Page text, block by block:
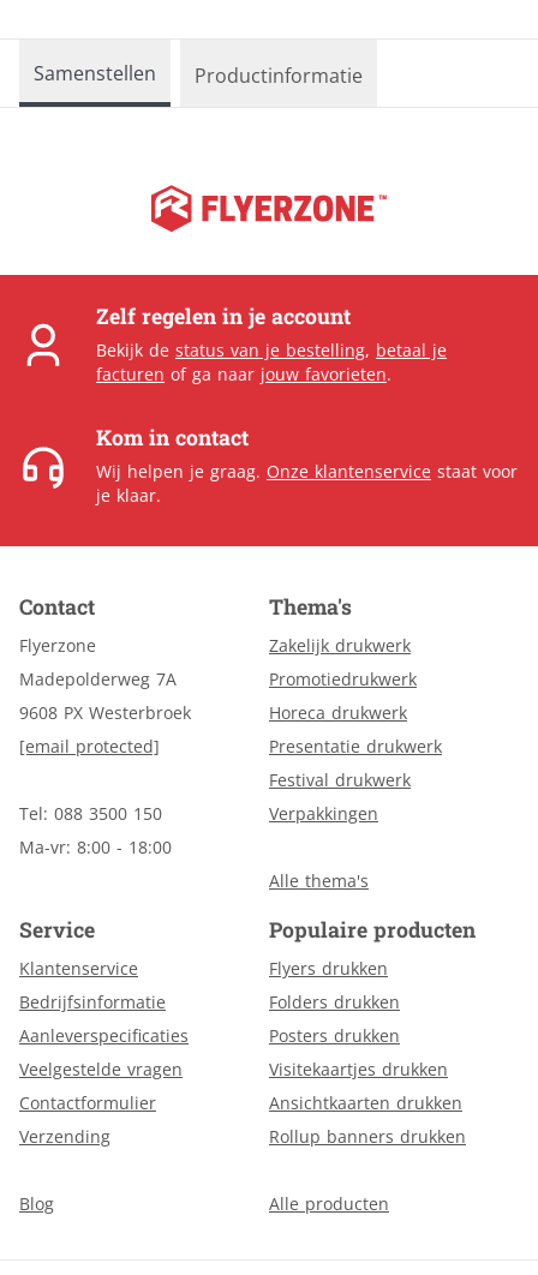
Samenstellen Productinformatie
Zelf regelen in je account
Bekijk de status van je bestelling, betaal je
facturen of ga naar jouw favorieten.
Kom in contact
Wij helpen je graag. Onze klantenservice staat voor
je klaar.
Contact
Flyerzone
Madepolderweg 7A
9608 PX Westerbroek
[email protected]
Tel: 088 3500 150
Ma-vr: 8:00 - 18:00
Thema's
Zakelijk drukwerk
Promotiedrukwerk
Horeca drukwerk
Presentatie drukwerk
Festival drukwerk
Verpakkingen
Alle thema's
Service
Klantenservice
Bedrijfsinformatie
Aanleverspecificaties
Veelgestelde vragen
Contactformulier
Verzending
Blog
Populaire producten
Flyers drukken
Folders drukken
Posters drukken
Visitekaartjes drukken
Ansichtkaarten drukken
Rollup banners drukken
Alle producten